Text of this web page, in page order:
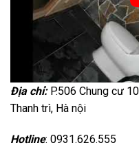
Địa chỉ:P.506 Chung cư
Thanh trì, Hà nội
Hotline: 0931.626.555